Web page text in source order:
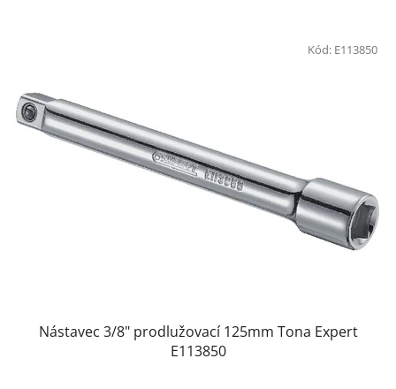
Nástavec 3/8" prodlužovací 125mm Tona Expert
E113850
Kód: E113850